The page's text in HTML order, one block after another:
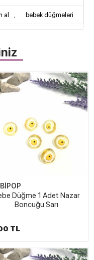
al , bebek düğmeleri
Düğme 1 Adet Nazar
Boncuğu Sarı
TL